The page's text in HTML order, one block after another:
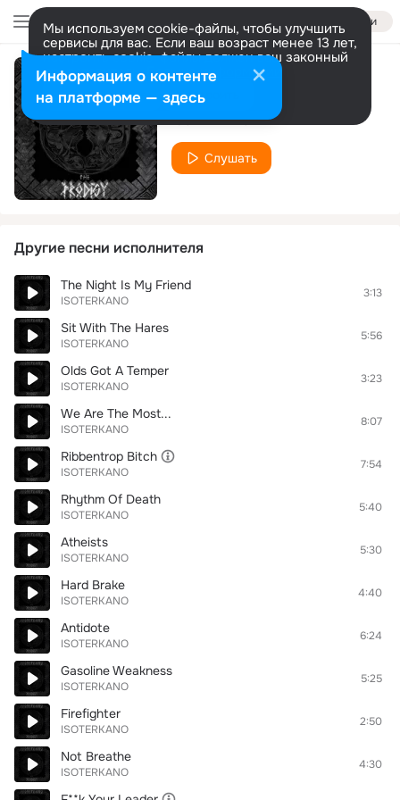
Войти
Мы используем cookie-файлы, чтобы улучшить
сервисы для вас. Если ваш возраст менее 13 лет,
настроить cookie-файлы должен ваш законный
представитель. Больше информации
Разрешить все Настроить
Repair & Out
ISOTERKANO
Слушать
Другие песни исполнителя
The Night Is My Friend
ISOTERKANO
3:13
Sit With The Hares
ISOTERKANO
5:56
Olds Got A Temper
ISOTERKANO
3:23
We Are The Most...
ISOTERKANO
8:07
Ribbentrop Bitch
ISOTERKANO
7:54
Rhythm Of Death
ISOTERKANO
5:40
Аtheists
ISOTERKANO
5:30
Hard Brake
ISOTERKANO
4:40
Antidote
ISOTERKANO
6:24
Gasoline Weakness
ISOTERKANO
5:25
Firefighter
ISOTERKANO
2:50
Not Breathe
ISOTERKANO
4:30
Информация о контенте
на платформе — здесь